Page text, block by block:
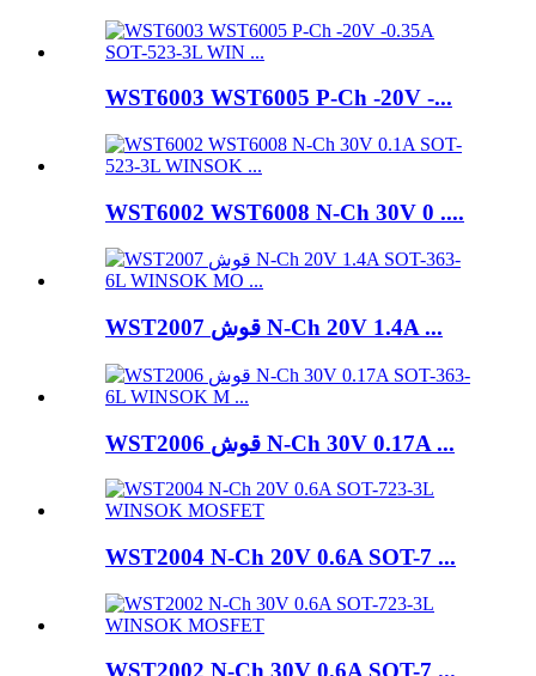
WST6003 WST6005 P-Ch -20V -...
WST6002 WST6008 N-Ch 30V 0 ....
WST2007 قوش N-Ch 20V 1.4A ...
WST2006 قوش N-Ch 30V 0.17A ...
WST2004 N-Ch 20V 0.6A SOT-7 ...